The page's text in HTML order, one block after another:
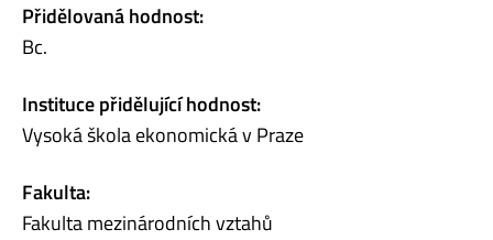
Přidělovaná hodnost:
Bc.
Instituce přidělující hodnost:
Vysoká škola ekonomická v Praze
Fakulta:
Fakulta mezinárodních vztahů